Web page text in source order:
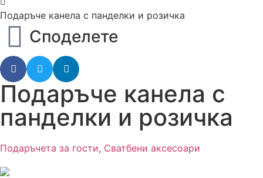
Подаръче канела с панделки и розичка
Споделете
Подаръче канела с
панделки и розичка
Подаръчета за гости, Сватбени аксесоари